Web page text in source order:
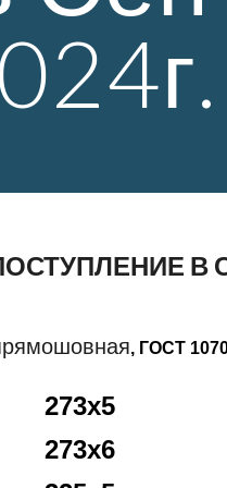
В
, ГОСТ
273х5
273х6